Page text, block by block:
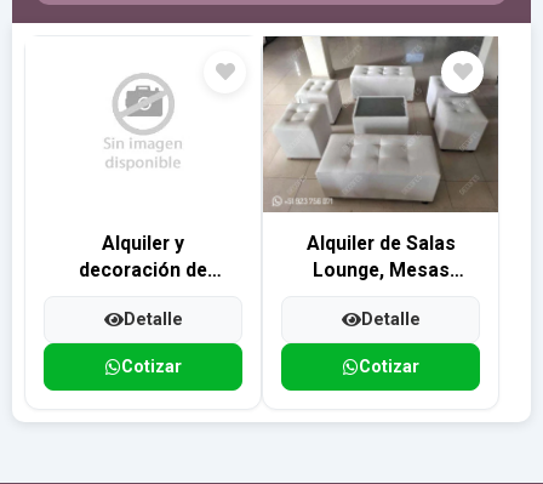
Alquiler y
decoración de
y fiestas
Detalle
Cotizar
Alquiler de Salas
Lounge, Mesas
Butacas y Sillas
Altas para Barras
Detalle
Cotizar